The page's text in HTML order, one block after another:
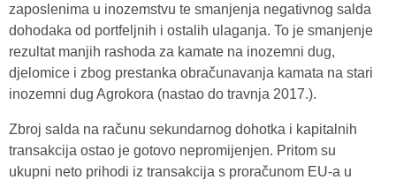
zaposlenima u inozemstvu te smanjenja negativnog salda
dohodaka od portfeljnih i ostalih ulaganja. To je smanjenje
rezultat manjih rashoda za kamate na inozemni dug,
djelomice i zbog prestanka obračunavanja kamata na stari
inozemni dug Agrokora (nastao do travnja 2017.).
Zbroj salda na računu sekundarnog dohotka i kapitalnih
transakcija ostao je gotovo nepromijenjen. Pritom su
ukupni neto prihodi iz transakcija s proračunom EU-a u